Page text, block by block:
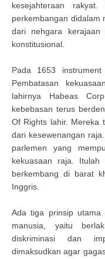
kesejahteraan
perkembangan didalam
dari nehgara
konstitusional.
Pada 1653
Pembatasan
lahirnya Habeas
kebebasan terus
Of Rights lahir. Mereka
dari kesewenangan
parlemen yang
kekuasaan raja.
berkembang di barat
Inggris.
Ada tiga prinsip utama
manusia, yaitu
diskriminasi dan
dimaksudkan agar